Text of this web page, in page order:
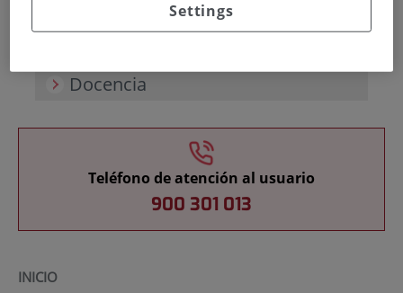
Docencia
Teléfono de atención al usuario
900 301 013
INICIO
Settings